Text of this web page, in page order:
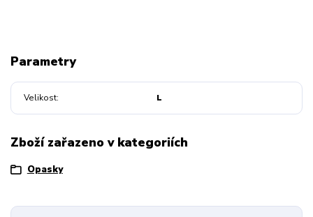
Parametry
Velikost L
Zboží zařazeno v kategoriích
Opasky